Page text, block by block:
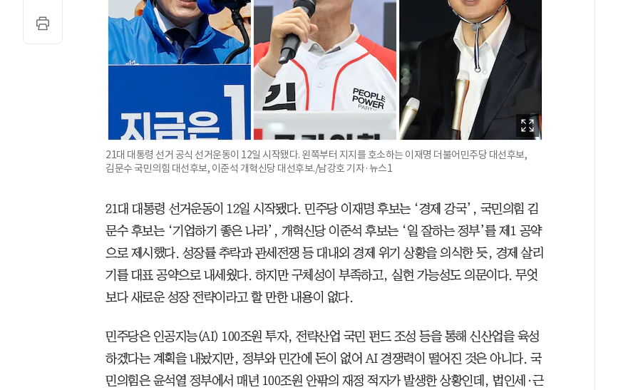
21대 대통령 선거 공식 선거운동이 12일 시작됐다. 왼쪽부터 지지를 호소하는 이재명 더불어민주당 대선후보,
김문수 국민의힘 대선후보, 이준석 개혁신당 대선후보./남강호 기자·뉴스1
21대 대통령 선거운동이 12일 시작됐다. 민주당 이재명 후보는 ‘경제 강국’, 국민의힘 김
문수 후보는 ‘기업하기 좋은 나라’, 개혁신당 이준석 후보는 ‘일 잘하는 정부’를 제1 공약
으로 제시했다. 성장률 추락과 관세전쟁 등 대내외 경제 위기 상황을 의식한 듯, 경제 살리
기를 대표 공약으로 내세웠다. 하지만 구체성이 부족하고, 실현 가능성도 의문이다. 무엇
보다 새로운 성장 전략이라고 할 만한 내용이 없다.
민주당은 인공지능(AI) 100조원 투자, 전략산업 국민 펀드 조성 등을 통해 신산업을 육성
하겠다는 계획을 내놨지만, 정부와 민간에 돈이 없어 AI 경쟁력이 떨어진 것은 아니다. 국
민의힘은 윤석열 정부에서 매년 100조원 안팎의 재정 적자가 발생한 상황인데, 법인세·근